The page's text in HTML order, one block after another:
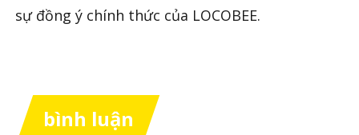
sự đồng ý chính thức của LOCOBEE.
bình luận